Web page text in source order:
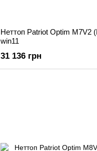
Неттоп Patriot Optim M7V2
win11
31 136 грн